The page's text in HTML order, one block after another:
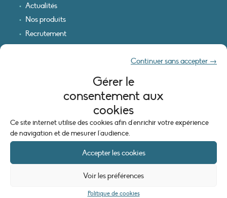
Gérer le
consentement aux
cookies
Ce site internet utilise des cookies afin d'enrichir votre expérience
de navigation et de mesurer l'audience.
Accepter les cookies
Continuer sans accepter →
Voir les préférences
Politique de cookies
Actualités
Nos produits
Recrutement
INFORMATIONS LÉGALES
Mentions légales
Politique de cookies (UE)